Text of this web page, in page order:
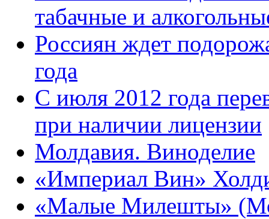
табачные и
Россиян ждет
года
С июля 2012 года
при наличии лицензии
Молдавия. Виноделие
«Империал Вин»
«Малые Милешты»